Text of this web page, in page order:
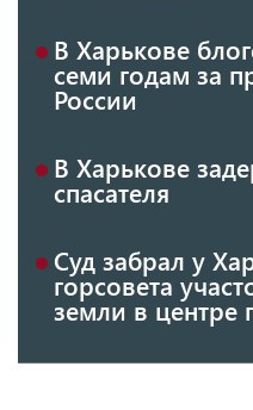
В Харькове
семи годам за
России
В Харькове
спасателя
Суд забрал у
горсовета
земли в центре